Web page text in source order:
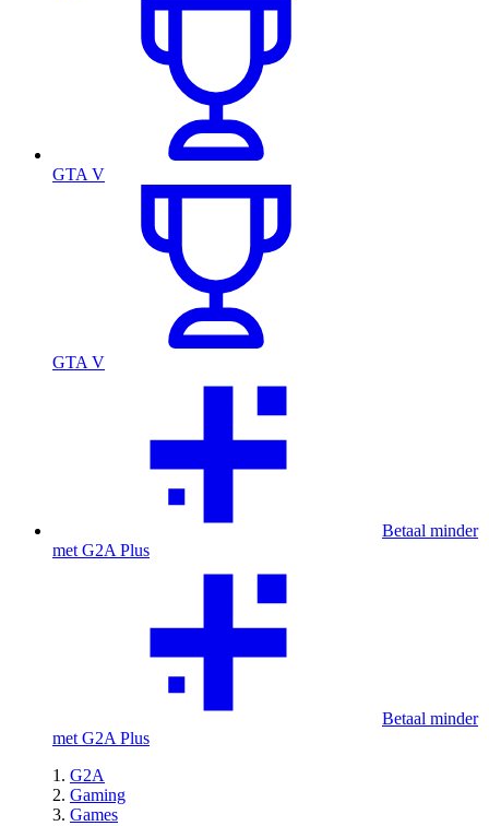
GTA V
GTA V
Betaal minder
met G2A Plus
Betaal minder
met G2A Plus
G2A
Gaming
Games